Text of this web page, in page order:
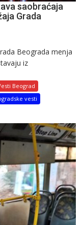
saobraćaja
Grada
Beograda menja
iz
Beograd
vesti